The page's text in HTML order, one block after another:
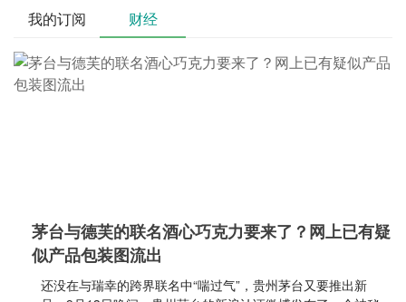
我的订阅 财经
茅台与德芙的联名酒心巧克力要来了？网上已有疑
似产品包装图流出
还没在与瑞幸的跨界联名中“喘过气”，贵州茅台又要推出新